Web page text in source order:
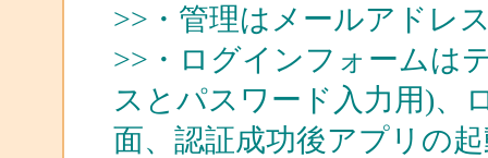
>>・管理はメールアドレ
>>・ログインフォームは
スとパスワード入力用)、
面、認証成功後アプリの